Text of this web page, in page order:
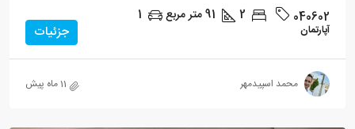
040602
2
91متر مربع 1
آپارتمان جزئیات
محمد اسپیدمهر 11 ماه پیش